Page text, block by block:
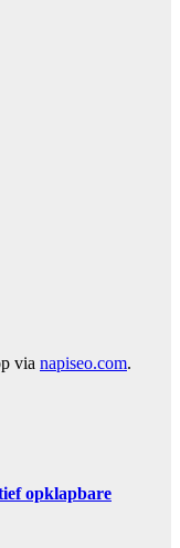
via napiseo.com.
opklapbare